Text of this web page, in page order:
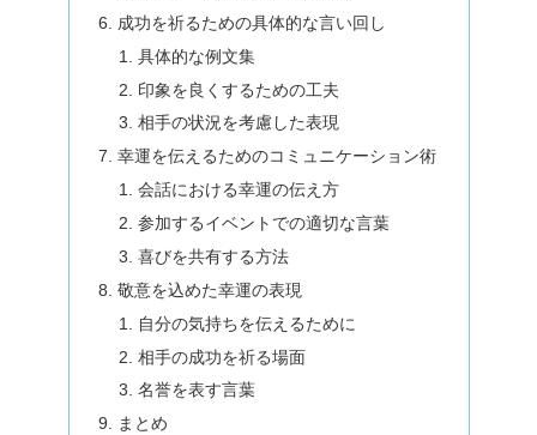
成功を祈るための具体的な言い回し
具体的な例文集
印象を良くするための工夫
相手の状況を考慮した表現
幸運を伝えるためのコミュニケーション術
会話における幸運の伝え方
参加するイベントでの適切な言葉
喜びを共有する方法
敬意を込めた幸運の表現
自分の気持ちを伝えるために
相手の成功を祈る場面
名誉を表す言葉
まとめ